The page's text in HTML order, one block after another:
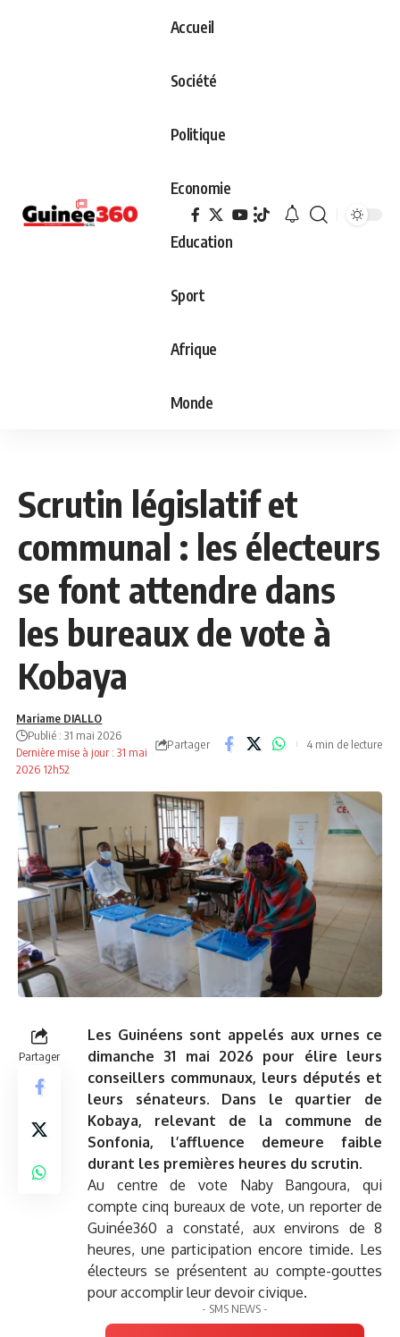
Accueil
Société
Politique
Economie
Education
Sport
Afrique
Monde
Scrutin législatif et
communal : les électeurs
se font attendre dans
les bureaux de vote à
Kobaya
Dernière mise à jour : 31 mai
2026 12h52
Mariame DIALLO
Publié : 31 mai 2026
Partager 4 min de lecture
Partager
Les Guinéens sont appelés aux urnes ce
dimanche 31 mai 2026 pour élire leurs
conseillers communaux, leurs députés et
leurs sénateurs. Dans le quartier de
Kobaya, relevant de la commune de
Sonfonia, l’affluence demeure faible
durant les premières heures du scrutin.
Au centre de vote Naby Bangoura, qui
compte cinq bureaux de vote, un reporter de
Guinée360 a constaté, aux environs de 8
heures, une participation encore timide. Les
électeurs se présentent au compte-gouttes
pour accomplir leur devoir civique.
- SMS NEWS -